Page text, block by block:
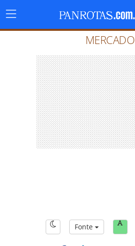
Menu
Principal
MERCADO
Fonte